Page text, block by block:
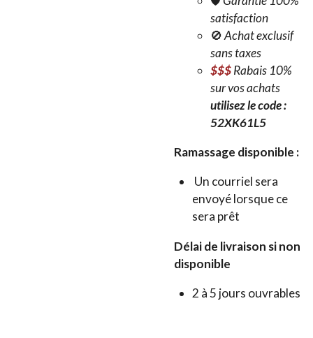
satisfaction
🚫Achat exclusif
sans taxes
$$$Rabais 10%
sur vos achats
utilisez le code :
52XK61L5
Ramassage disponible :
Un courriel sera
envoyé lorsque ce
sera prêt
Délai de livraison si non
disponible
2 à 5 jours ouvrables